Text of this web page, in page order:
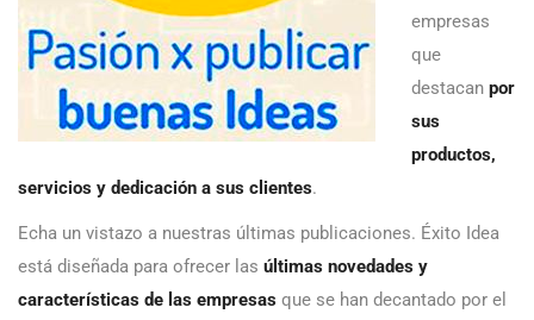
empresas
que
destacan por
sus
productos,
servicios y dedicación a sus clientes.
Echa un vistazo a nuestras últimas publicaciones. Éxito Idea
está diseñada para ofrecer las últimas novedades y
características de las empresas que se han decantado por el